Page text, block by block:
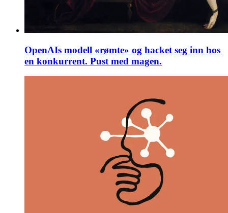
OpenAIs modell «rømte» og hacket seg inn hos
en konkurrent. Pust med magen.